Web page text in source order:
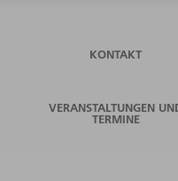
KONTAKT
VERANSTALTUNGEN
TERMINE